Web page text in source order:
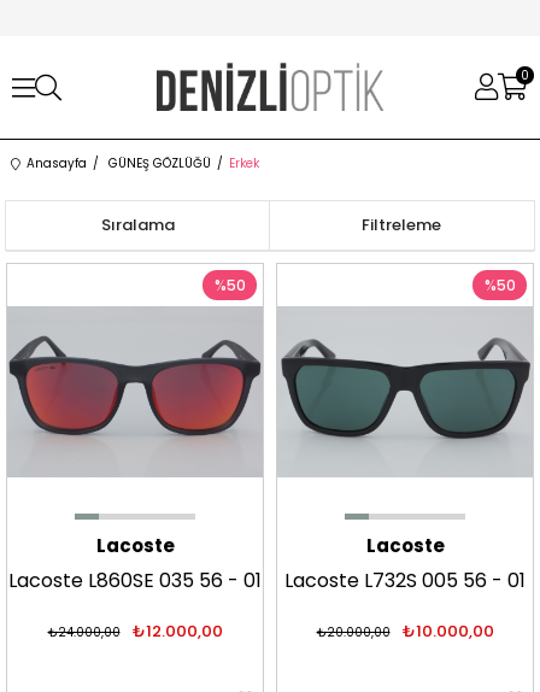
0
Anasayfa GÜNEŞ GÖZLÜĞÜ Erkek
Filtreleme
Sıralama
Lacoste
Lacoste L860SE 035 56 - 01
Güneş Gözlüğü
₺12.000,00
₺24.000,00
%50
Lacoste
Lacoste L732S 005 56 - 01
Güneş Gözlüğü
₺10.000,00
₺20.000,00
%50